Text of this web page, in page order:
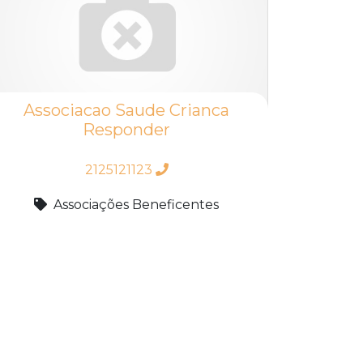
Associacao Saude Crianca
Responder
2125121123
Associações Beneficentes